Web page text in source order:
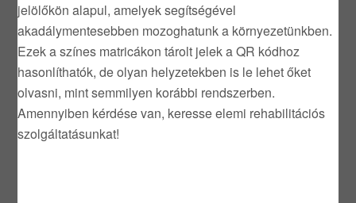
jelölőkön alapul, amelyek segítségével
akadálymentesebben mozoghatunk a környezetünkben.
Ezek a színes matricákon tárolt jelek a QR kódhoz
hasonlíthatók, de olyan helyzetekben is le lehet őket
olvasni, mint semmilyen korábbi rendszerben.
Amennyiben kérdése van, keresse elemi rehabilitációs
szolgáltatásunkat!